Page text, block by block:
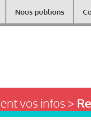
Nous publions
vos infos >